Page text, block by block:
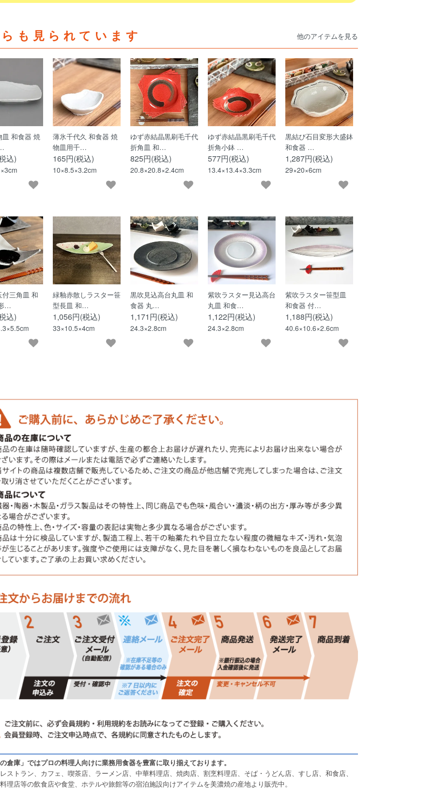
も見られています 他のアイテムを見る
皿 和食器 焼
込)
薄氷千代久 和食器 焼
物皿用千…
165円(税込)
10×8.5×3.2cm
ゆず赤結晶黒刷毛千代
折角皿 和…
825円(税込)
20.8×20.8×2.4cm
ゆず赤結晶黒刷毛千代
折角小鉢 …
577円(税込)
13.4×13.4×3.3cm
黒結び石目変形大盛鉢
和食器 …
1,287円(税込)
29×20×6cm
付三角皿 和
…
込)
緑釉赤散しラスター笹
型長皿 和…
1,056円(税込)
33×10.5×4cm
黒吹見込高台丸皿 和
食器 丸…
1,171円(税込)
24.3×2.8cm
紫吹ラスター見込高台
丸皿 和食…
1,122円(税込)
24.3×2.8cm
紫吹ラスター笹型皿
和食器 付…
1,188円(税込)
40.6×10.6×2.6cm
倉庫」ではプロの料理人向けに業務用食器を豊富に取り揃えております。
ストラン、カフェ、喫茶店、ラーメン店、中華料理店、焼肉店、割烹料理店、そば・うどん店、すし店、和食店、
理店等の飲食店や食堂、ホテルや旅館等の宿泊施設向けアイテムを美濃焼の産地より販売中。